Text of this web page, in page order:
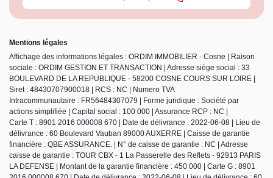
Mentions légales
Affichage des informations légales : ORDIM IMMOBILIER - Cosne | Raison
sociale : ORDIM GESTION ET TRANSACTION | Adresse siège social : 33
BOULEVARD DE LA REPUBLIQUE - 58200 COSNE COURS SUR LOIRE |
Siret : 48430707900018 | RCS : NC | Numero TVA
Intracommunautaire : FR56484307079 | Forme juridique : Société par
actions simplifiée | Capital social : 100 000 | Assurance RCP : NC |
Carte T : 8901 2016 000008 670 | Date de délivrance : 2022-06-08 | Lieu de
délivrance : 60 Boulevard Vauban 89000 AUXERRE | Caisse de garantie
financière : QBE ASSURANCE. | N° de caisse de garantie : NC | Adresse
caisse de garantie : TOUR CBX - 1 La Passerelle des Reflets - 92913 PARIS
LA DEFENSE | Montant de la garantie financière : 450 000 | Carte G : 8901